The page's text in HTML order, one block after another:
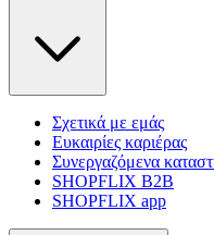
Σχετικά με εμάς
Ευκαιρίες καριέρας
Συνεργαζόμενα
SHOPFLIX B2B
SHOPFLIX app